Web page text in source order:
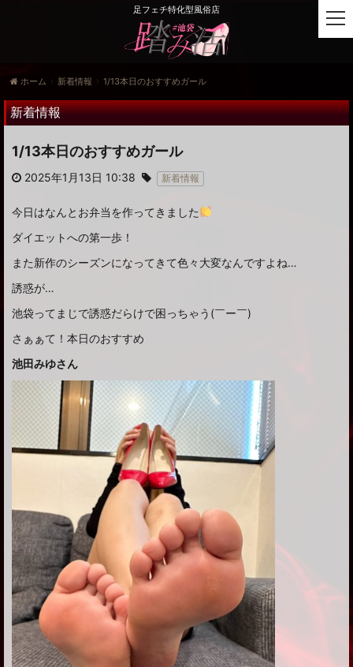
足フェチ特化型風俗店
ホーム 新着情報 1/13本日のおすすめガール
新着情報
1/13本日のおすすめガール
2025年1月13日 10:38 新着情報
今日はなんとお弁当を作ってきました
ダイエットへの第一歩！
また新作のシーズンになってきて色々大変なんですよね…
誘惑が…
池袋ってまじで誘惑だらけで困っちゃう(￣ー￣)
さぁぁて！本日のおすすめ
池田みゆさん
t
o
e